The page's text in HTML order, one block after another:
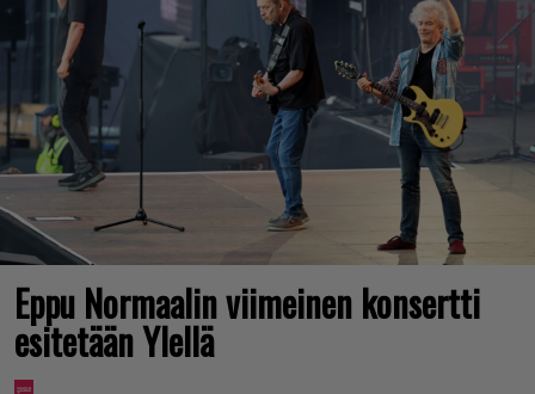
Eppu Normaalin viimeinen konsertti
esitetään Ylellä